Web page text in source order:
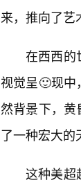
来，推向了艺
在西西的
视觉呈🙂现
然背景下，黄
了一种宏大的
这种美超